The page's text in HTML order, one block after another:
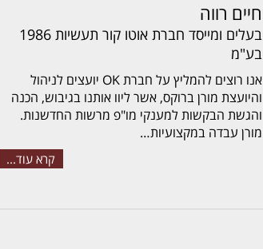
חיים רווה
בעלים ומייסד חברת אוטו קור תעשיות 1986
בע"מ
אנו רוצים להמליץ על חברת OK יועצים לניהול
והיועצת מורן ברוקס, אשר ליוו אותנו בגיבוש, הכנה
והגשת הבקשות למענקי מו"פ מרשות החדשנות.
מורן עבדה במקצועיות…
קרא עוד...